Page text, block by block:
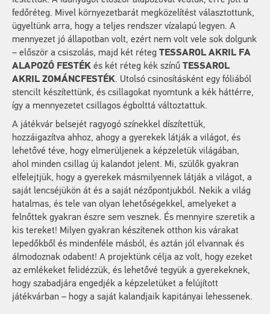
fedőréteg. Mivel környezetbarát megközelítést választottunk,
ügyeltünk arra, hogy a teljes rendszer vízalapú legyen. A
mennyezet jó állapotban volt, ezért nem volt vele sok dolgunk
– először a csiszolás, majd két réteg TESSAROL AKRIL FA
ALAPOZÓ FESTÉK és két réteg kék színű TESSAROL
AKRIL ZOMÁNCFESTÉK. Utolsó csinosításként egy fóliából
stencilt készítettünk, és csillagokat nyomtunk a kék háttérre,
így a mennyezetet csillagos égbolttá változtattuk.
A játékvár belsejét ragyogó színekkel díszítettük,
hozzáigazítva ahhoz, ahogy a gyerekek látják a világot, és
lehetővé téve, hogy elmerüljenek a képzeletük világában,
ahol minden csillag új kalandot jelent. Mi, szülők gyakran
elfelejtjük, hogy a gyerekek másmilyennek látják a világot, a
saját lencséjükön át és a saját nézőpontjukból. Nekik a világ
hatalmas, és tele van olyan lehetőségekkel, amelyeket a
felnőttek gyakran észre sem vesznek. És mennyire szeretik a
kis tereket! Milyen gyakran készítenek otthon kis várakat
lepedőkből és mindenféle másból, és aztán jól elvannak és
álmodoznak odabent! A projektünk célja az volt, hogy ezeket
az emlékeket felidézzük, és lehetővé tegyük a gyerekeknek,
hogy szabadjára engedjék a képzeletüket a felújított
játékvárban – hogy a saját kalandjaik kapitányai lehessenek.